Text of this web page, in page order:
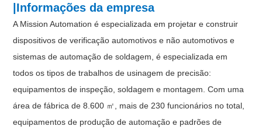
|Informações da empresa
A Mission Automation é especializada em projetar e construir
dispositivos de verificação automotivos e não automotivos e
sistemas de automação de soldagem, é especializada em
todos os tipos de trabalhos de usinagem de precisão:
equipamentos de inspeção, soldagem e montagem. Com uma
área de fábrica de 8.600 ㎡, mais de 230 funcionários no total,
equipamentos de produção de automação e padrões de